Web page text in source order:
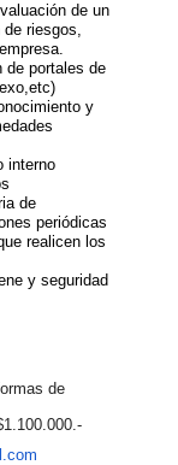
de un
de riesgos,
de portales de
y
interno
de
periódicas
realicen los
y seguridad
de